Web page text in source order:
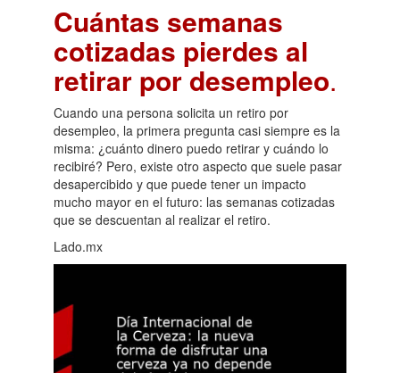
Cuántas semanas
cotizadas pierdes al
retirar por desempleo.
Cuando una persona solicita un retiro por
desempleo, la primera pregunta casi siempre es la
misma: ¿cuánto dinero puedo retirar y cuándo lo
recibiré? Pero, existe otro aspecto que suele pasar
desapercibido y que puede tener un impacto
mucho mayor en el futuro: las semanas cotizadas
que se descuentan al realizar el retiro.
Lado.mx